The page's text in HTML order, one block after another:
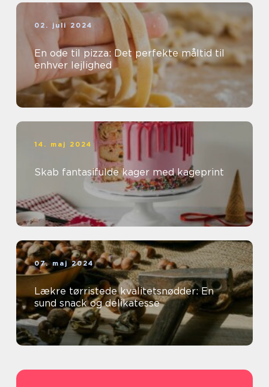
02. juli 2024
En ode til pizza: Det perfekte måltid til
enhver lejlighed
14. maj 2024
Skab fantasifulde kager med kageprint
07. maj 2024
Lækre tørristede kvalitetsnødder: En
sund snack og delikatesse